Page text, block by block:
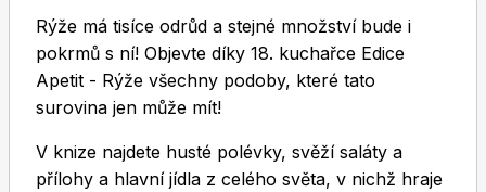
Burda Kids
Rýže má tisíce odrůd a stejné množství bude i
pokrmů s ní! Objevte díky 18. kuchařce Edice
Apetit - Rýže všechny podoby, které tato
surovina jen může mít!
V knize najdete husté polévky, svěží saláty a
přílohy a hlavní jídla z celého světa, v nichž hraje